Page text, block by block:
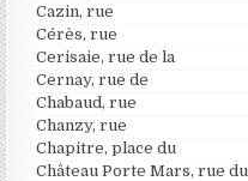
Cazin, rue
Cérès, rue
Cerisaie, rue de la
Cernay, rue de
Chabaud, rue
Chanzy, rue
Chapitre, place du
Château Porte Mars, rue du